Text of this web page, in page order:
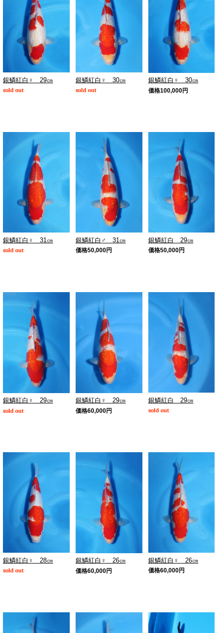
銀鱗紅白♀ 29㎝
sold out
銀鱗紅白♀ 30㎝
sold out
銀鱗紅白♀ 30㎝
価格100,000円
銀鱗紅白♀ 31㎝
sold out
銀鱗紅白♂ 31㎝
価格50,000円
銀鱗紅白 29㎝
価格50,000円
銀鱗紅白♀ 29㎝
sold out
銀鱗紅白♀ 29㎝
価格60,000円
銀鱗紅白 29㎝
sold out
銀鱗紅白♀ 28㎝
sold out
銀鱗紅白♀ 26㎝
価格60,000円
銀鱗紅白♀ 26㎝
価格60,000円